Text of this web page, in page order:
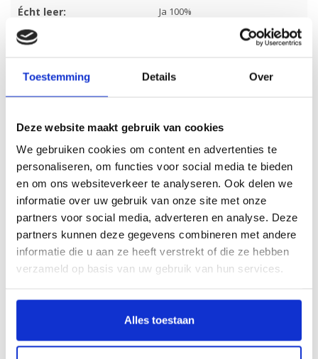
Toestemming Details Over
Deze website maakt gebruik van cookies
We gebruiken cookies om content en advertenties te
personaliseren, om functies voor social media te bieden
en om ons websiteverkeer te analyseren. Ook delen we
informatie over uw gebruik van onze site met onze
partners voor social media, adverteren en analyse. Deze
partners kunnen deze gegevens combineren met andere
informatie die u aan ze heeft verstrekt of die ze hebben
verzameld op basis van uw gebruik van hun services.
Alles toestaan
Écht leer: Ja 100%
Inkorten mogelijk:
640
Gerelateerde producten